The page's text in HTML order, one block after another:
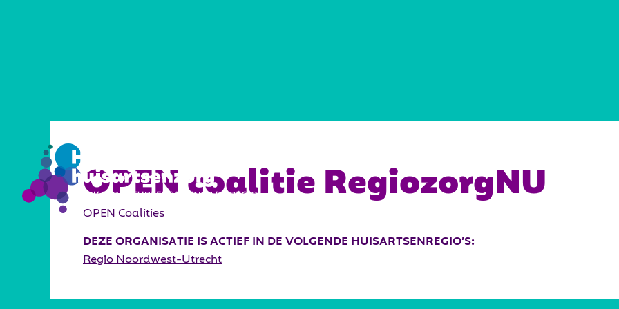
VISIE REGIOKAART
OPEN coalitie RegiozorgNU
OPEN Coalities
DEZE ORGANISATIE IS ACTIEF IN DE VOLGENDE HUISARTSENREGIO’S:
Regio Noordwest-Utrecht